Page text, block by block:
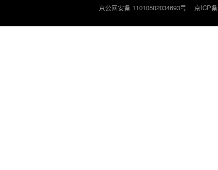
京公网安备 11010502034693号
京ICP